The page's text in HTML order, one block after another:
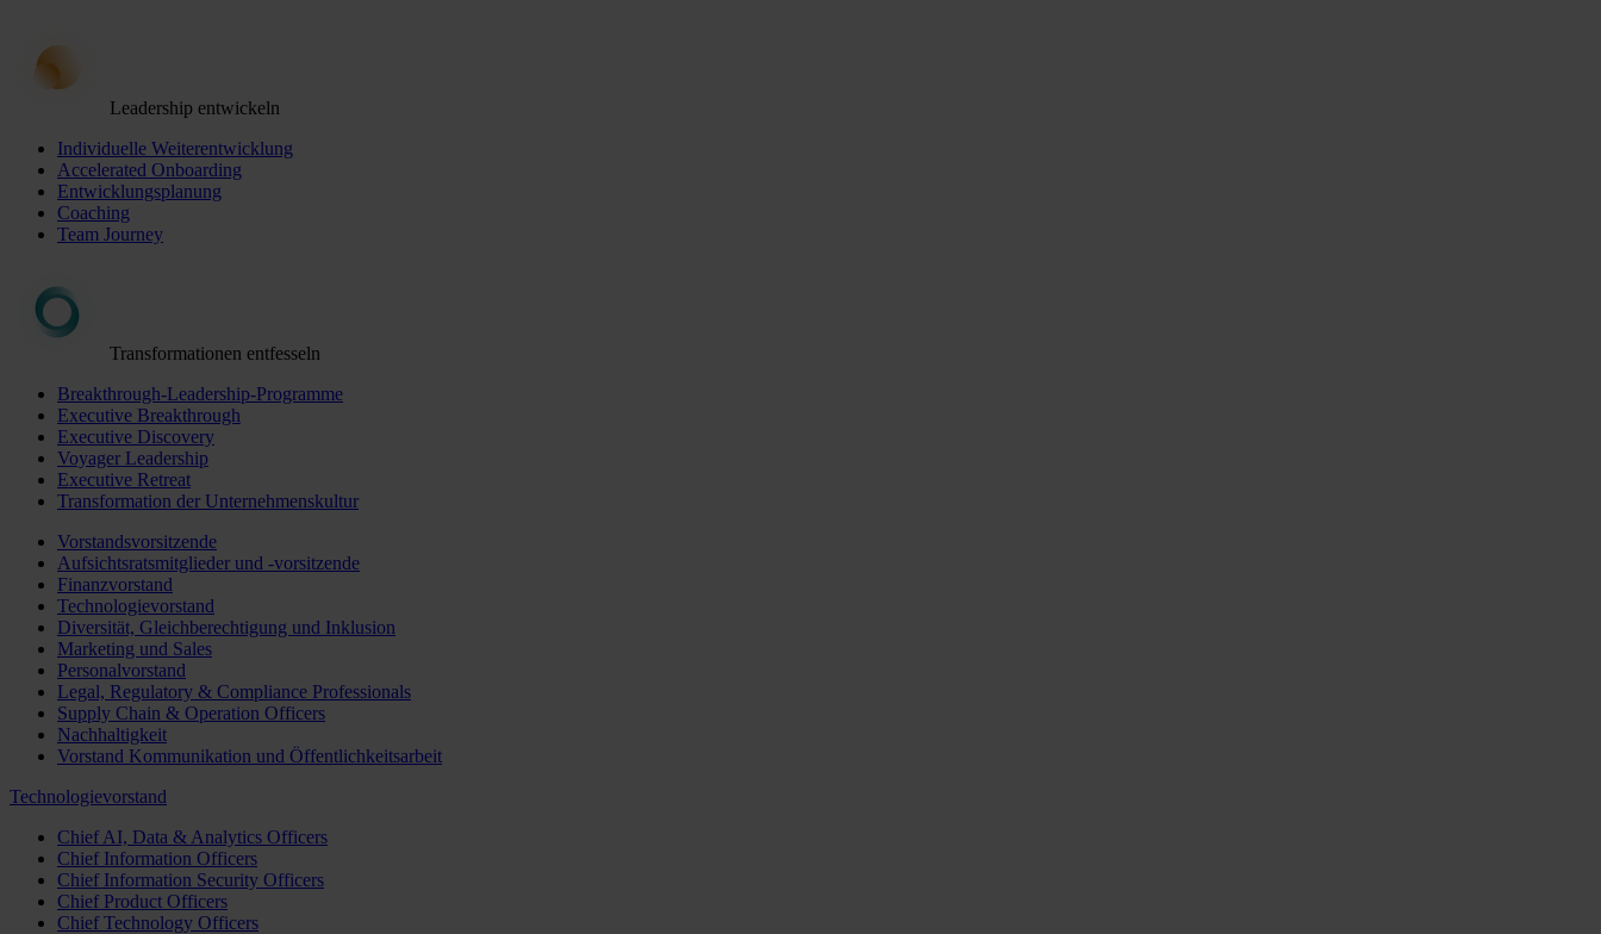
Leadership entwickeln
Individuelle Weiterentwicklung
Accelerated Onboarding
Entwicklungsplanung
Coaching
Team Journey
Transformationen entfesseln
Breakthrough-Leadership-Programme
Executive Breakthrough
Executive Discovery
Voyager Leadership
Executive Retreat
Transformation der Unternehmenskultur
Vorstandsvorsitzende
Aufsichtsratsmitglieder und -vorsitzende
Finanzvorstand
Technologievorstand
Diversität, Gleichberechtigung und Inklusion
Marketing und Sales
Personalvorstand
Legal, Regulatory & Compliance Professionals
Supply Chain & Operation Officers
Nachhaltigkeit
Vorstand Kommunikation und Öffentlichkeitsarbeit
Technologievorstand
Chief AI, Data & Analytics Officers
Chief Information Officers
Chief Information Security Officers
Chief Product Officers
Chief Technology Officers